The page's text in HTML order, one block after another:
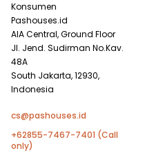
Konsumen
Pashouses.id
AIA Central, Ground Floor
Jl. Jend. Sudirman No.Kav.
48A
South Jakarta, 12930,
Indonesia
cs@pashouses.id
+62855-7467-7401 (Call
only)